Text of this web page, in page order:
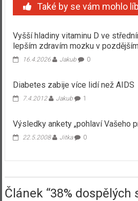
Také by se vám mohlo
Vyšší hladiny vitaminu D ve
lepším zdravím mozku v
16.4.2026 Jakub 0
Diabetes zabije více lidí než AIDS
7.4.2012 Jakub 1
Výsledky ankety „pohlaví Vašeho
22.5.2008 Jitka 0
Článek “38% dospělých